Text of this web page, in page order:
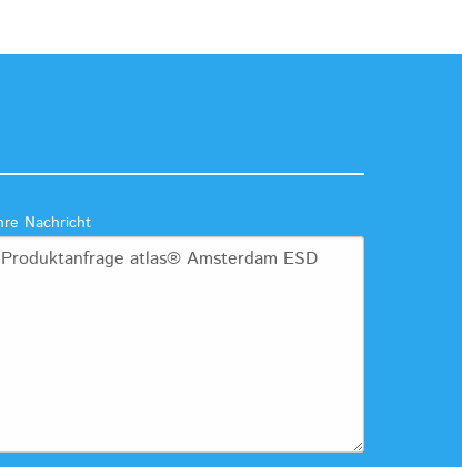
Nachricht